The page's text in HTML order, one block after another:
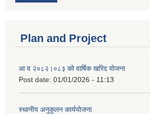
Plan and Project
आ व २०८२।०८३ को वार्षिक खरिद योजना
Post date: 01/01/2026 - 11:13
स्थानीय अनुकुलन कार्ययोजना